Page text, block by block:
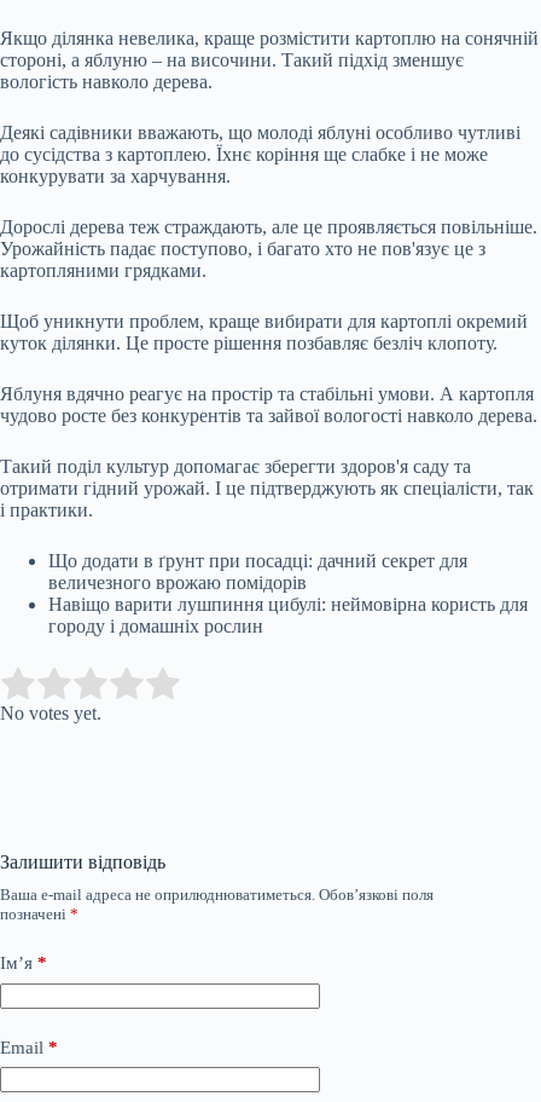
Якщо ділянка невелика, краще розмістити картоплю на сонячній
стороні, а яблуню – на височини. Такий підхід зменшує
вологість навколо дерева.
Деякі садівники вважають, що молоді яблуні особливо чутливі
до сусідства з картоплею. Їхнє коріння ще слабке і не може
конкурувати за харчування.
Дорослі дерева теж страждають, але це проявляється повільніше.
Урожайність падає поступово, і багато хто не пов'язує це з
картопляними грядками.
Щоб уникнути проблем, краще вибирати для картоплі окремий
куток ділянки. Це просте рішення позбавляє безліч клопоту.
Яблуня вдячно реагує на простір та стабільні умови. А картопля
чудово росте без конкурентів та зайвої вологості навколо дерева.
Такий поділ культур допомагає зберегти здоров'я саду та
отримати гідний урожай. І це підтверджують як спеціалісти, так
і практики.
Що додати в ґрунт при посадці: дачний секрет для
величезного врожаю помідорів
Навіщо варити лушпиння цибулі: неймовірна користь для
городу і домашніх рослин
Rate this item:
No votes yet.
Залишити відповідь
Ваша e-mail адреса не оприлюднюватиметься. Обов’язкові поля
позначені *
Ім’я *
Email *